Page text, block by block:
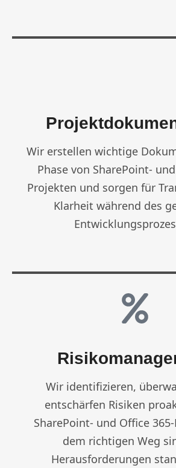
Wir erstellen wichtige
Phase von SharePoint-
Projekten und sorgen für
Klarheit während des
Wir identifizieren,
entschärfen Risiken
SharePoint- und Office
dem richtigen Weg
Herausforderungen